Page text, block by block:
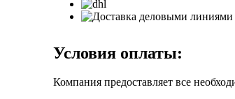
Условия оплаты:
Компания предоставляет все